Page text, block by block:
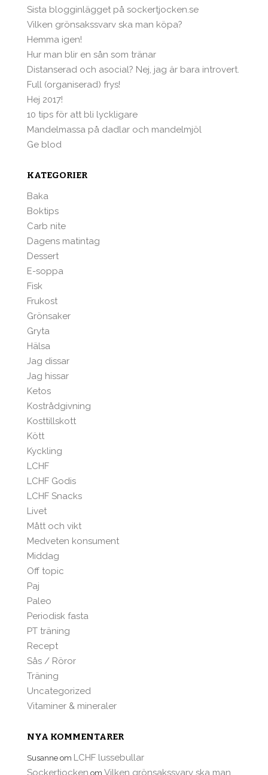
Sista blogginlägget på sockertjocken.se
Vilken grönsakssvarv ska man köpa?
Hemma igen!
Hur man blir en sån som tränar
Distanserad och asocial? Nej, jag är bara introvert.
Full (organiserad) frys!
Hej 2017!
10 tips för att bli lyckligare
Mandelmassa på dadlar och mandelmjöl
Ge blod
KATEGORIER
Baka
Boktips
Carb nite
Dagens matintag
Dessert
E-soppa
Fisk
Frukost
Grönsaker
Gryta
Hälsa
Jag dissar
Jag hissar
Ketos
Kostrådgivning
Kosttillskott
Kött
Kyckling
LCHF
LCHF Godis
LCHF Snacks
Livet
Mått och vikt
Medveten konsument
Middag
Off topic
Paj
Paleo
Periodisk fasta
PT träning
Recept
Sås / Röror
Träning
Uncategorized
Vitaminer & mineraler
NYA KOMMENTARER
Susanne om LCHF lussebullar
Sockertjocken om Vilken grönsakssvarv ska man